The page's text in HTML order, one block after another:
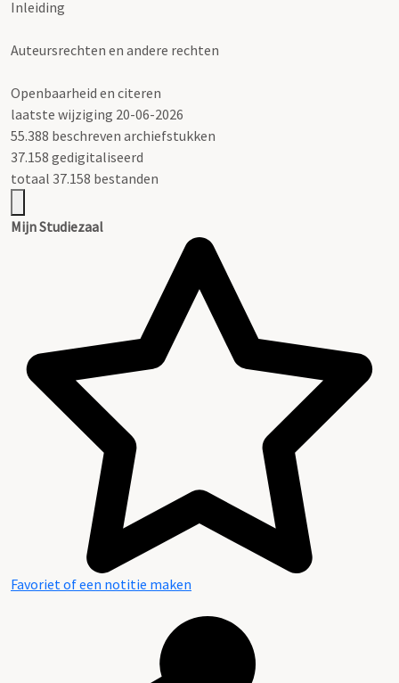
Inleiding
Auteursrechten en andere rechten
Openbaarheid en citeren
laatste wijziging 20-06-2026
55.388 beschreven archiefstukken
37.158 gedigitaliseerd
totaal 37.158 bestanden
Mijn Studiezaal
Favoriet of een notitie maken